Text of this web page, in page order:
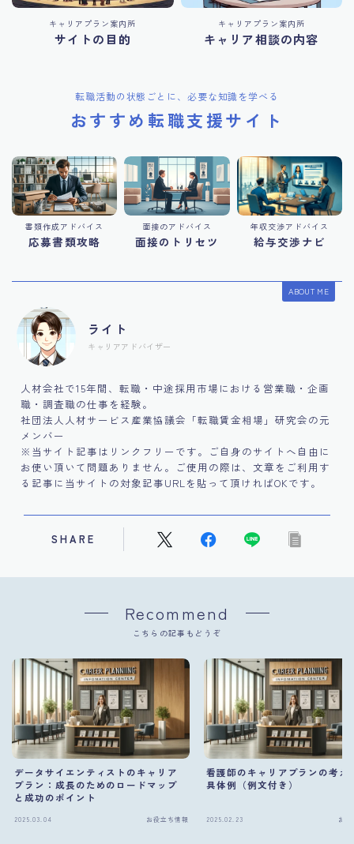
キャリアプラン案内所
サイトの目的
キャリアプラン案内所
キャリア相談の内容
転職活動の状態ごとに、必要な知識を学べる
おすすめ転職支援サイト
書類作成アドバイス
応募書類攻略
面接のアドバイス
面接のトリセツ
年収交渉アドバイス
給与交渉ナビ
ABOUT ME
ライト
キャリアアドバイザー
人材会社で15年間、転職・中途採用市場における営業職・企画
職・調査職の仕事を経験。
社団法人人材サービス産業協議会「転職賃金相場」研究会の元
メンバー
※当サイト記事はリンクフリーです。ご自身のサイトへ自由に
お使い頂いて問題ありません。ご使用の際は、文章をご利用す
る記事に当サイトの対象記事URLを貼って頂ければOKです。
SHARE
Recommend
こちらの記事もどうぞ
データサイエンティストのキャリア
プラン：成長のためのロードマップ
と成功のポイント
2025.03.04 お役立ち情報
看護師のキャリアプランの考え
具体例（例文付き）
2025.02.23 お